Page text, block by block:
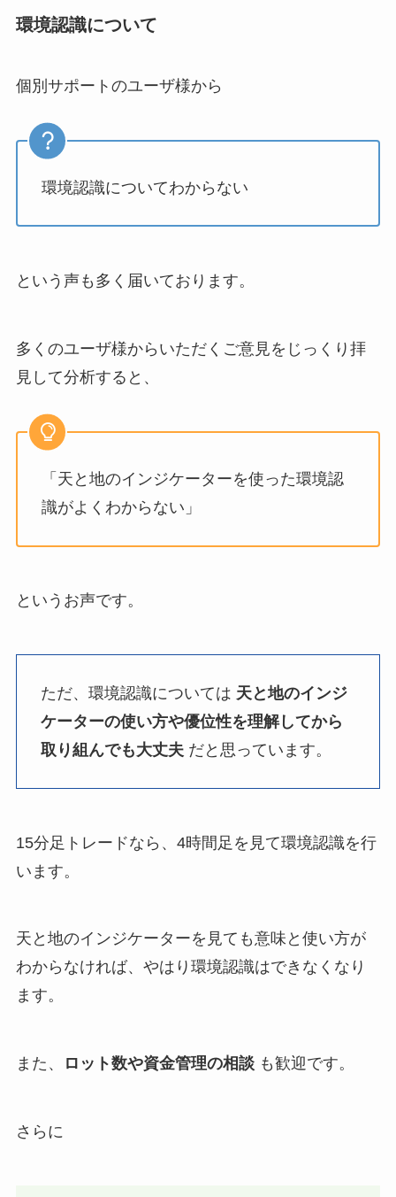
環境認識について
個別サポートのユーザ様から
環境認識についてわからない
という声も多く届いております。
多くのユーザ様からいただくご意見をじっくり拝
見して分析すると、
「天と地のインジケーターを使った環境認
識がよくわからない」
というお声です。
ただ、環境認識については 天と地のインジ
ケーターの使い方や優位性を理解してから
取り組んでも大丈夫だと思っています。
15分足トレードなら、4時間足を見て環境認識を行
います。
天と地のインジケーターを見ても意味と使い方が
わからなければ、やはり環境認識はできなくなり
ます。
また、 ロット数や資金管理の相談も歓迎です。
さらに